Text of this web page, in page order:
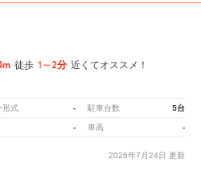
徒歩 1～2分 近くてオススメ！
形式 - 駐車台数 5台
- 車高 -
2026年7月24日 更新